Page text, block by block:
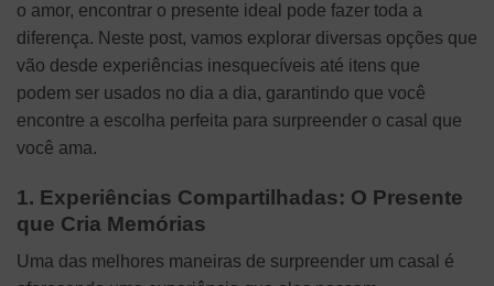
o amor, encontrar o presente ideal pode fazer toda a
diferença. Neste post, vamos explorar diversas opções que
vão desde experiências inesquecíveis até itens que
podem ser usados no dia a dia, garantindo que você
encontre a escolha perfeita para surpreender o casal que
você ama.
1. Experiências Compartilhadas: O Presente
que Cria Memórias
Uma das melhores maneiras de surpreender um casal é